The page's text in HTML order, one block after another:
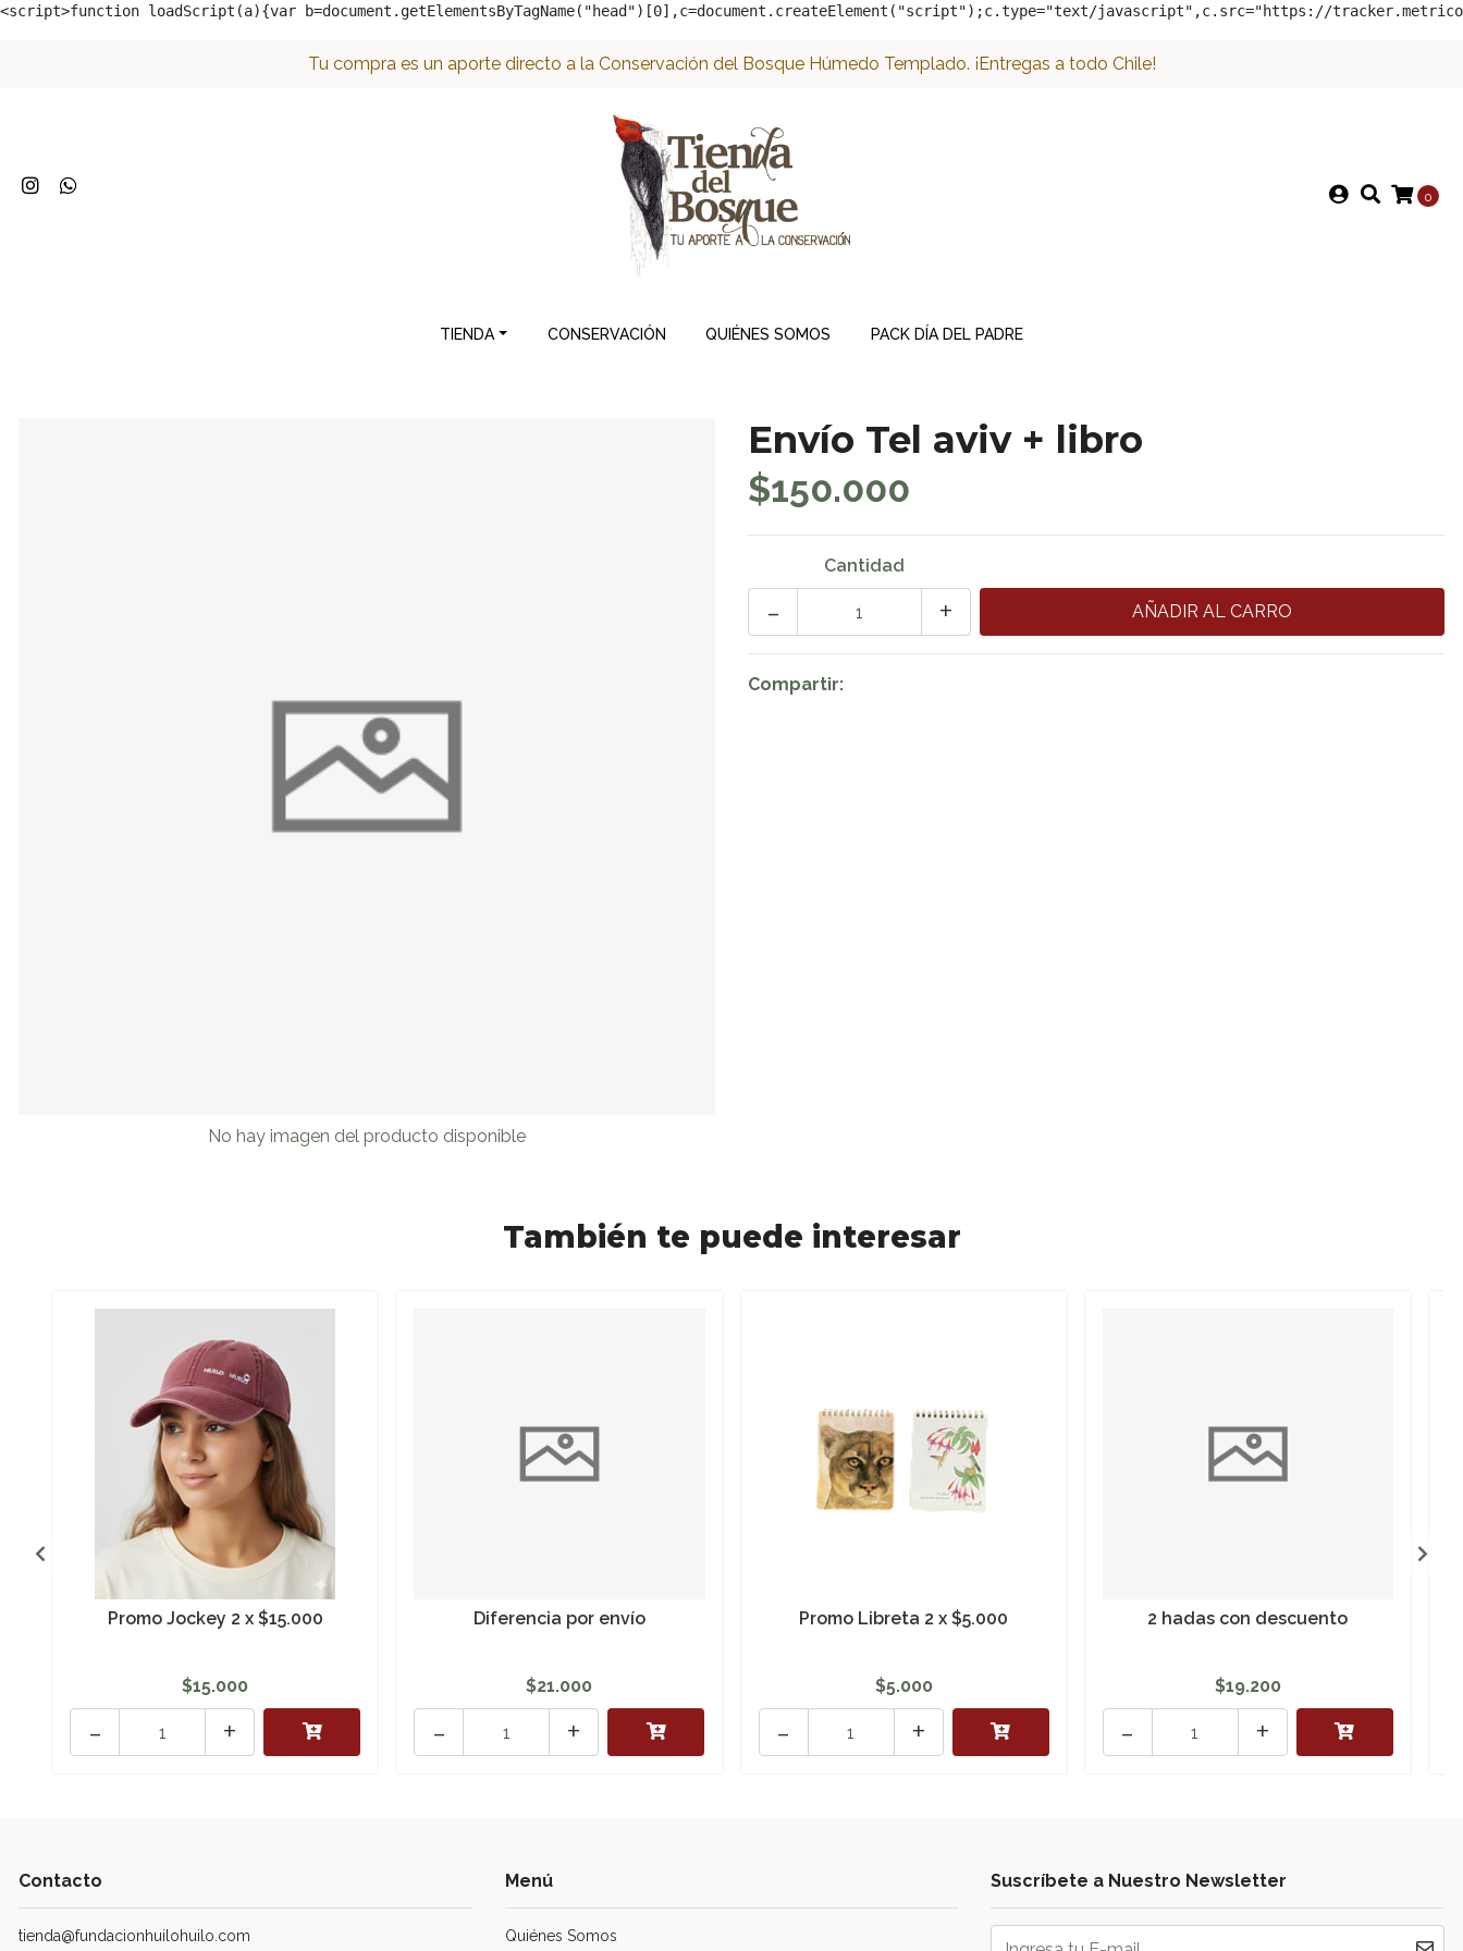
<script>function loadScript(a){var b=document.getElementsByTagName("head")[0],c=document.createElement("script");c.type="text/javascript",c.src="https://
Tu compra es un aporte directo a la Conservación del Bosque Húmedo Templado. ¡Entregas a todo Chile!
0
TIENDA CONSERVACIÓN QUIÉNES SOMOS PACK DÍA DEL PADRE
No hay imagen del producto disponible
Envío Tel aviv + libro
$150.000
Cantidad
+
-
Compartir:
También te puede interesar
Promo Jockey 2 x $15.000
$15.000
+
-
Diferencia por envío
$21.000
+
-
Promo Libreta 2 x $5.000
$5.000
+
-
2 hadas con descuento
$19.200
+
-
Contacto
tienda@fundacionhuilohuilo.com
Menú
Quiénes Somos
Suscríbete a Nuestro Newsletter